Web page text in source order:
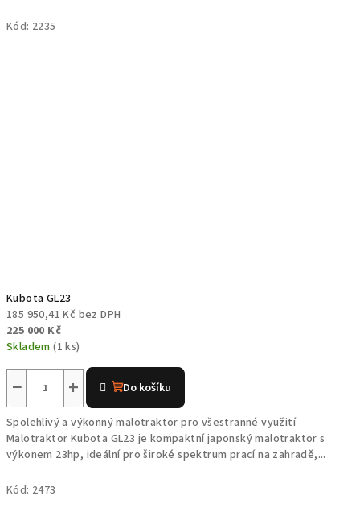
Kód: 2235
Kubota GL23
185 950,41 Kč bez DPH
225 000 Kč
Skladem(1 ks)
+
− Do košíku
Spolehlivý a výkonný malotraktor pro všestranné využití
Malotraktor Kubota GL23 je kompaktní japonský malotraktor s
výkonem 23hp, ideální pro široké spektrum prací na zahradě,...
Kód: 2473